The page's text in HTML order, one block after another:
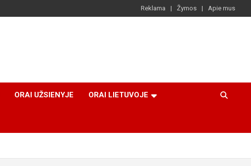
Reklama Žymos Apie mus
ORAI UŽSIENYJE ORAI LIETUVOJE